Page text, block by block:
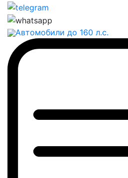
Автомобили до 160 л.с.